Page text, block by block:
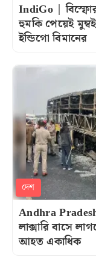
IndiGo |
হুমকি পেয়েই
ইন্ডিগো বিমানের
দেশ
Andhra
লাক্সারি বাসে
আহত একাধিক